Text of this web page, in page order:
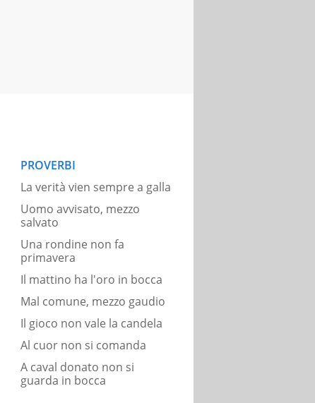
PROVERBI
La verità vien sempre a galla
Uomo avvisato, mezzo
salvato
Una rondine non fa
primavera
Il mattino ha l'oro in bocca
Mal comune, mezzo gaudio
Il gioco non vale la candela
Al cuor non si comanda
A caval donato non si
guarda in bocca